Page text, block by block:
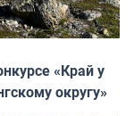
«Край у
округу»